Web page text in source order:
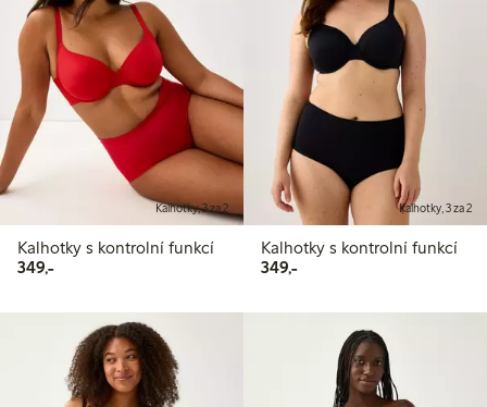
Kalhotky, 3 za 2
Kalhotky s kontrolní funkcí
349,-349,00 Kč
Kalhotky, 3 za 2
Kalhotky s kontrolní funkcí
349,-349,00 Kč